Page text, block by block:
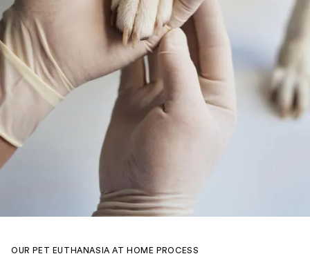
OUR PET EUTHANASIA AT HOME PROCESS